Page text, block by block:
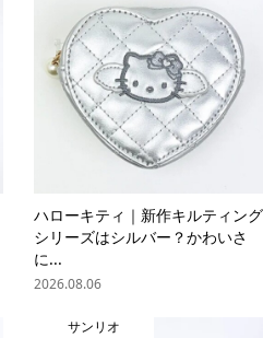
ハローキティ｜新作キルティング
シリーズはシルバー？かわいさ
に...
2026.08.06
サンリオ